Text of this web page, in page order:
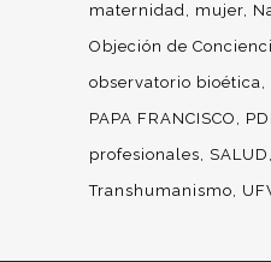
maternidad
mujer
Objeción de
observatorio bioética
PAPA FRANCISCO
profesionales
SALUD
Transhumanismo